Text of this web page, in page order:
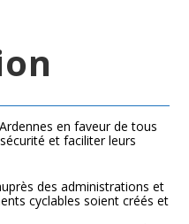
en faveur de tous
et faciliter leurs
des administrations et
cyclables soient créés et